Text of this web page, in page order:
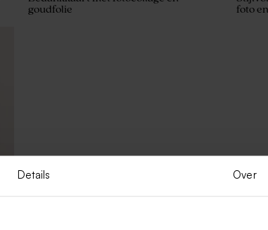
Details Over
goudfolie
foto